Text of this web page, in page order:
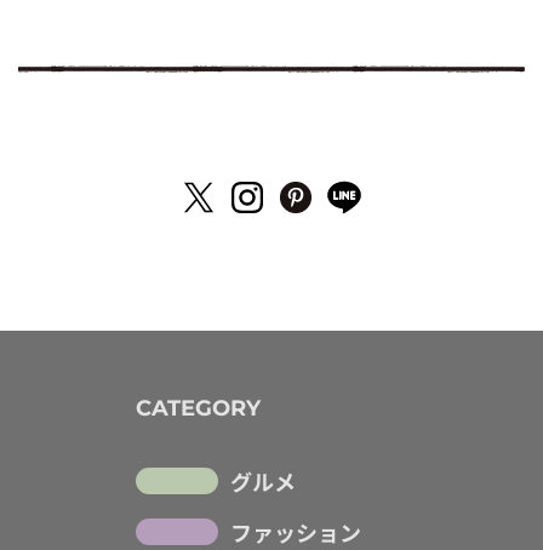
CATEGORY
グルメ
ファッション